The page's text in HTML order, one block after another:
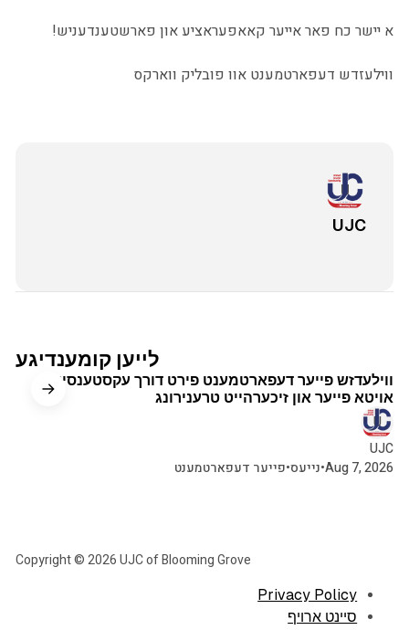
א יישר כח פאר אייער קאאפעראציע און פארשטענדעניש!
ווילעזדש דעפארטמענט אוו פובליק ווארקס
UJC
לייען קומענדיגע
ווילעדזש פייער דעפארטמענט פירט דורך עקסטענסיווע
אויטא פייער און זיכערהייט טרענירונג
UJC
Aug 7, 2026
•נייעס•פייער דעפארטמענט
Copyright © 2026 UJC of Blooming Grove
Privacy Policy
סיינט ארויף